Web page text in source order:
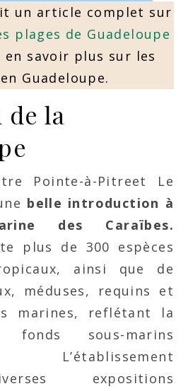
un article complet sur
plages de Guadeloupe
en savoir plus sur les
Guadeloupe.
la
Pointe-à-Pitreet Le
belle introduction à
des Caraïbes.
plus de 300 espèces
ainsi que de
méduses, requins et
marines, reflétant la
fonds sous-marins
L’établissement
expositions